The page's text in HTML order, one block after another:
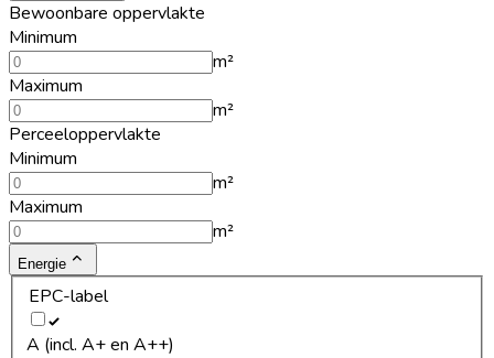
Bewoonbare oppervlakte
Minimum
m²
Maximum
m²
Perceeloppervlakte
Minimum
m²
Maximum
m²
Energie
EPC-label
A (incl. A+ en A++)